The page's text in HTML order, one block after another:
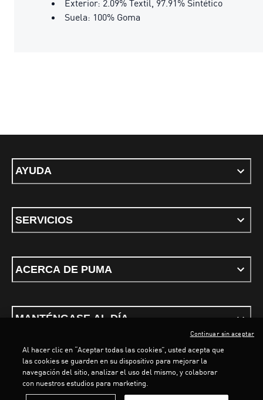
LOADING...
Exterior: 2.09% Textil, 97.91% Sintético
Suela: 100% Goma
AYUDA
SERVICIOS
ACERCA DE PUMA
MANTÉNGASE AL DÍA
Términos y condicionesPolítica de Privacidad
Al hacer clic en “Aceptar todas las cookies”, usted acepta que
las cookies se guarden en su dispositivo para mejorar la
navegación del sitio, analizar el uso del mismo, y colaborar
con nuestros estudios para marketing.
Continuar sin aceptar